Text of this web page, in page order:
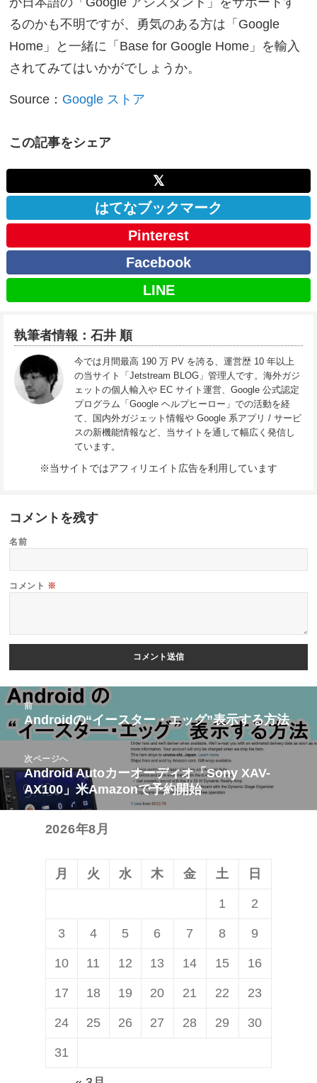
るのかも不明ですが、勇気のある方は「Google
Home」と一緒に「Base for Google Home」を輸入
されてみてはいかがでしょうか。
Source： Google ストア
この記事をシェア
𝕏
はてなブックマーク
Pinterest
Facebook
LINE
執筆者情報：石井 順
今では月間最高 190 万 PV を誇る、運営歴 10 年以上
の当サイト「Jetstream BLOG」管理人です。海外ガジ
ェットの個人輸入や EC サイト運営、Google 公式認定
プログラム「Google ヘルプヒーロー」での活動を経
て、国内外ガジェット情報や Google 系アプリ / サービ
スの新機能情報など、当サイトを通して幅広く発信し
ています。
※当サイトではアフィリエイト広告を利用しています
コメントを残す
名前
コメント ※
投
稿
ゲ
ー
前
前
の
投
稿:
Androidの“イースター・エッグ”表示する方法
次ページへ
次
の
投
Android Autoカーオーディオ「Sony XAV-
AX100」米Amazonで予約開始
2026年8月
月 火 水 木 金 土 日
1 2
3 4 5 6 7 8 9
10 11 12 13 14 15 16
17 18 19 20 21 22 23
24 25 26 27 28 29 30
31